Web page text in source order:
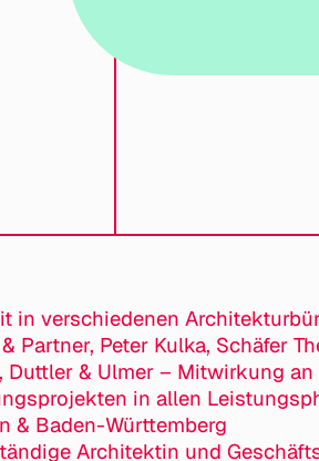
in verschiedenen
Partner, Peter Kulka, Schäfer
Duttler & Ulmer – Mitwirkung
in allen
& Baden-Württemberg
Architektin und